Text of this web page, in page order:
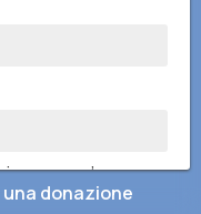
mezz’ora
rivolgere anche
donazione